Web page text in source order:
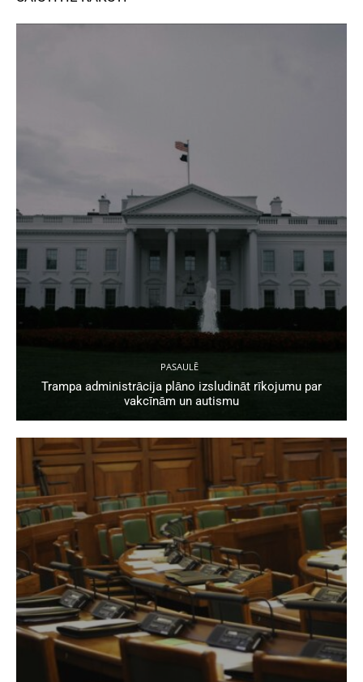
PASAULĒ
Trampa administrācija plāno izsludināt rīkojumu par
vakcīnām un autismu